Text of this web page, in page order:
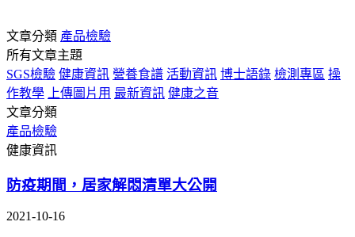
文章分類 產品檢驗
所有文章主題
SGS檢驗 健康資訊 營養食譜 活動資訊 博士語錄 檢測專區 操
作教學
上傳圖片用 最新資訊 健康之音
文章分類
產品檢驗
健康資訊
防疫期間，居家解悶清單大公開
2021-10-16